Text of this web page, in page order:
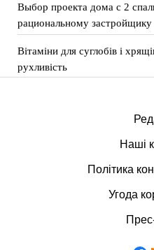
Выбор проекта дома с 2
рациональному застройщику
Вітаміни для суглобів і
рухливість
Наші
Політика
Угода